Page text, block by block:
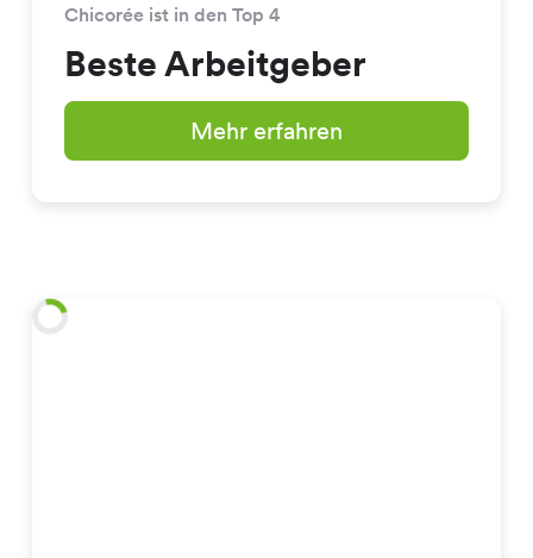
Chicorée ist in den Top 4
Beste Arbeitgeber
Mehr erfahren